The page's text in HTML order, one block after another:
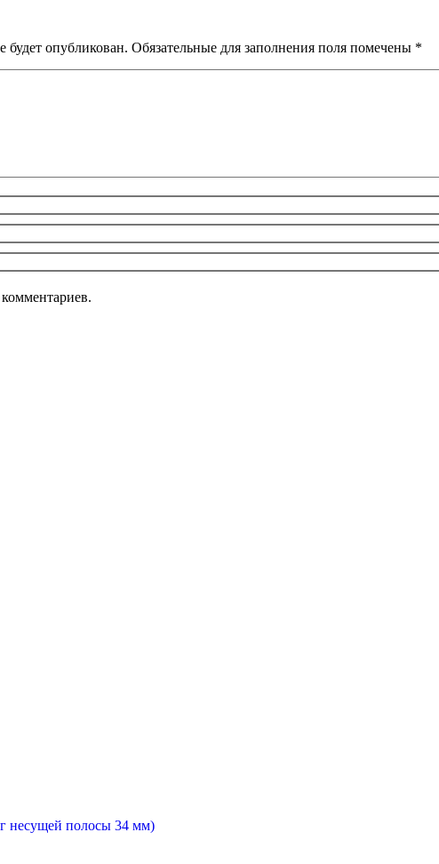
опубликован. Обязательные для заполнения поля помечены *
несущей полосы 34 мм)